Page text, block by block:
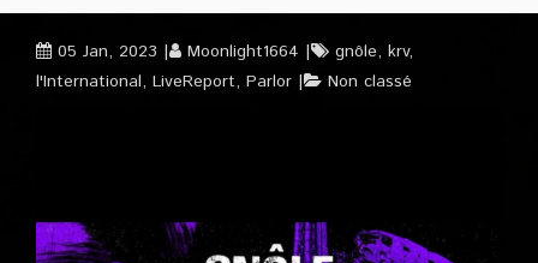
05 Jan, 2023 Moonlight1664 gnôle, krv,
l'International, LiveReport, Parlor Non classé